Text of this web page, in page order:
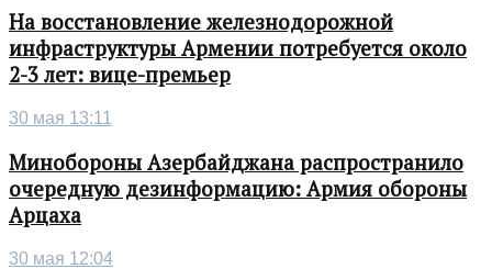
На восстановление железнодорожной
инфраструктуры Армении потребуется около
2-3 лет: вице-премьер
30 мая 13:11
Минобороны Азербайджана распространило
очередную дезинформацию: Армия обороны
Арцаха
30 мая 12:04